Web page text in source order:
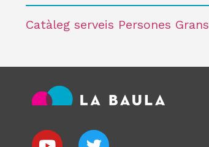
Catàleg serveis Persones Grans